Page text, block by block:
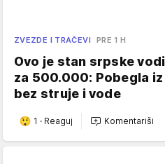
ZVEZDE I TRAČEVI PRE 1 H
Ovo je stan srpske
za 500.000: Pobegla
bez struje i vode
1 · Reaguj Komentariši